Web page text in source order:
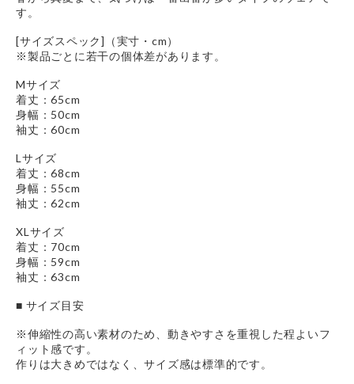
す。
[サイズスペック]（実寸・cm）
※製品ごとに若干の個体差があります。
Mサイズ
着丈：65cm
身幅：50cm
袖丈：60cm
Lサイズ
着丈：68cm
身幅：55cm
袖丈：62cm
XLサイズ
着丈：70cm
身幅：59cm
袖丈：63cm
■ サイズ目安
※伸縮性の高い素材のため、動きやすさを重視した程よいフ
ィット感です。
作りは大きめではなく、サイズ感は標準的です。